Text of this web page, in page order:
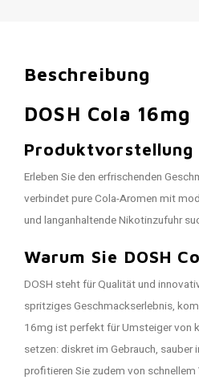
Beschreibung
DOSH Cola 16mg
Produktvorstellung
Erleben Sie den erfrischenden
verbindet pure Cola-Aromen mit
und langanhaltende Nikotinzufuhr
Warum Sie DOSH
DOSH steht für Qualität und
spritziges Geschmackserlebnis,
16mg ist perfekt für Umsteiger von
setzen: diskret im Gebrauch,
profitieren Sie zudem von